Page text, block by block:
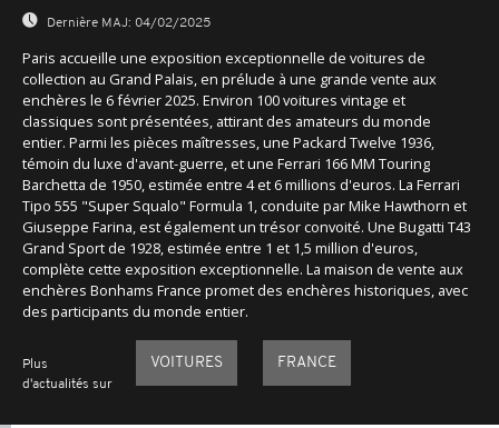
Dernière MAJ: 04/02/2025
Paris accueille une exposition exceptionnelle de voitures de
collection au Grand Palais, en prélude à une grande vente aux
enchères le 6 février 2025. Environ 100 voitures vintage et
classiques sont présentées, attirant des amateurs du monde
entier. Parmi les pièces maîtresses, une Packard Twelve 1936,
témoin du luxe d'avant-guerre, et une Ferrari 166 MM Touring
Barchetta de 1950, estimée entre 4 et 6 millions d'euros. La Ferrari
Tipo 555 "Super Squalo" Formula 1, conduite par Mike Hawthorn et
Giuseppe Farina, est également un trésor convoité. Une Bugatti T43
Grand Sport de 1928, estimée entre 1 et 1,5 million d'euros,
complète cette exposition exceptionnelle. La maison de vente aux
enchères Bonhams France promet des enchères historiques, avec
des participants du monde entier.
Plus
d'actualités sur
VOITURES FRANCE